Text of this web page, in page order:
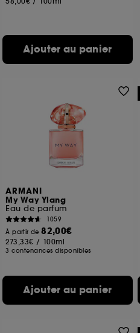
Ajouter au panier
ARMANI
My Way Ylang
Eau de parfum
1059
À partir de82,00€
273,33€ / 100ml
3 contenances disponibles
Ajouter au panier